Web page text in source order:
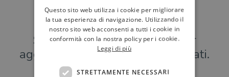
Hai una libreria?
Scrivici a
per
aggiungere o modificare i tuoi dati.
Questo sito web utilizza i cookie per migliorare
la tua esperienza di navigazione. Utilizzando il
nostro sito web acconsenti a tutti i cookie in
conformità con la nostra policy per i cookie.
Leggi di più
STRETTAMENTE NECESSARI